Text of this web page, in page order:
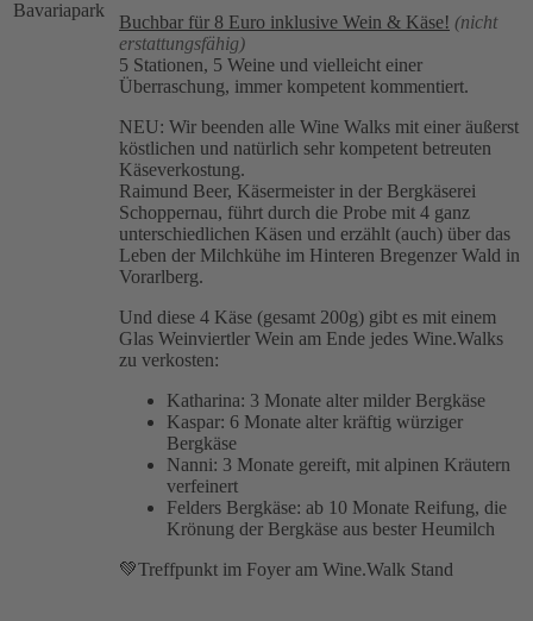
Buchbar für 8 Euro inklusive Wein & Käse! (nicht
erstattungsfähig)
5 Stationen, 5 Weine und vielleicht einer
Überraschung, immer kompetent kommentiert.
NEU: Wir beenden alle Wine Walks mit einer äußerst
köstlichen und natürlich sehr kompetent betreuten
Käseverkostung.
Raimund Beer, Käsermeister in der Bergkäserei
Schoppernau, führt durch die Probe mit 4 ganz
unterschiedlichen Käsen und erzählt (auch) über das
Leben der Milchkühe im Hinteren Bregenzer Wald in
Vorarlberg.
Und diese 4 Käse (gesamt 200g) gibt es mit einem
Glas Weinviertler Wein am Ende jedes Wine.Walks
zu verkosten:
Katharina: 3 Monate alter milder Bergkäse
Kaspar: 6 Monate alter kräftig würziger
Bergkäse
Nanni: 3 Monate gereift, mit alpinen Kräutern
verfeinert
Felders Bergkäse: ab 10 Monate Reifung, die
Krönung der Bergkäse aus bester Heumilch
💚Treffpunkt im Foyer am Wine.Walk Stand